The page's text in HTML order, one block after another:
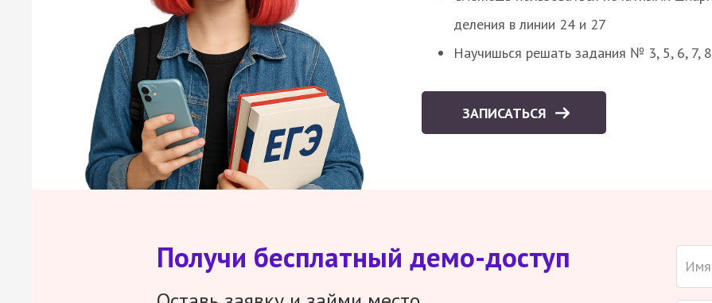
деления в линии 24 и 27
Научишься решать задания № 3, 5, 6, 7,
ЗАПИСАТЬСЯ
Получи бесплатный демо-доступ